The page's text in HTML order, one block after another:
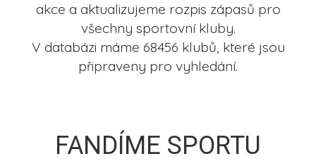
akce a aktualizujeme rozpis zápasů pro
všechny sportovní kluby.
V databázi máme 68456 klubů, které jsou
připraveny pro vyhledání.
FANDÍME SPORTU